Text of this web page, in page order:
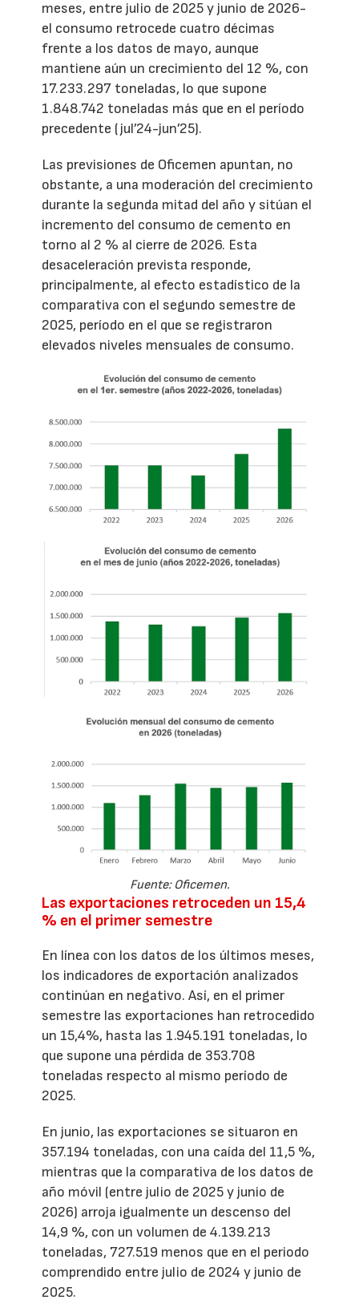
meses, entre julio de 2025 y junio de 2026-
el consumo retrocede cuatro décimas
frente a los datos de mayo, aunque
mantiene aún un crecimiento del 12 %, con
17.233.297 toneladas, lo que supone
1.848.742 toneladas más que en el período
precedente (jul’24-jun’25).
Las previsiones de Oficemen apuntan, no
obstante, a una moderación del crecimiento
durante la segunda mitad del año y sitúan el
incremento del consumo de cemento en
torno al 2 % al cierre de 2026. Esta
desaceleración prevista responde,
principalmente, al efecto estadístico de la
comparativa con el segundo semestre de
2025, período en el que se registraron
elevados niveles mensuales de consumo.
Fuente: Oficemen.
Las exportaciones retroceden un 15,4
% en el primer semestre
En línea con los datos de los últimos meses,
los indicadores de exportación analizados
continúan en negativo. Así, en el primer
semestre las exportaciones han retrocedido
un 15,4%, hasta las 1.945.191 toneladas, lo
que supone una pérdida de 353.708
toneladas respecto al mismo período de
2025.
En junio, las exportaciones se situaron en
357.194 toneladas, con una caída del 11,5 %,
mientras que la comparativa de los datos de
año móvil (entre julio de 2025 y junio de
2026) arroja igualmente un descenso del
14,9 %, con un volumen de 4.139.213
toneladas, 727.519 menos que en el periodo
comprendido entre julio de 2024 y junio de
2025.